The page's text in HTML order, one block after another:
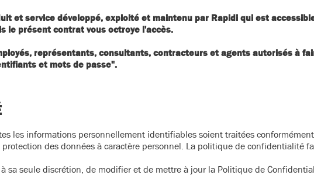
et service développé, exploité et maintenu par Rapidi qui est
le présent contrat vous octroye l'accès.
représentants, consultants, contracteurs et agents autorisés à
et mots de passe".
les informations personnellement identifiables soient traitées
des données à caractère personnel. La politique de confidentialité
à sa seule discrétion, de modifier et de mettre à jour la Politique de